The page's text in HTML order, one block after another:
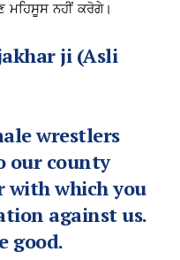
ਨਹੀਂ ਕਰੋਗੇ।
ji (Asli
wrestlers
our county
with which you
against us.
good.